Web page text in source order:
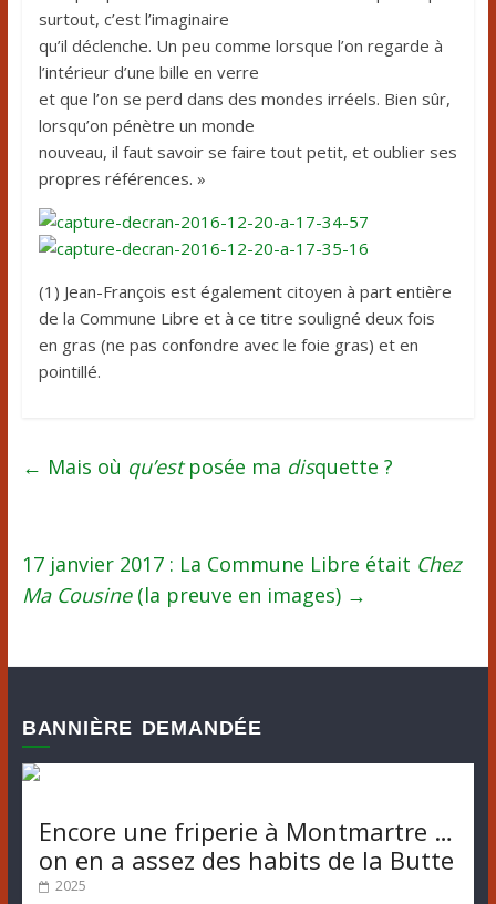
surtout, c’est l’imaginaire
qu’il déclenche. Un peu comme lorsque l’on regarde à
l’intérieur d’une bille en verre
et que l’on se perd dans des mondes irréels. Bien sûr,
lorsqu’on pénètre un monde
nouveau, il faut savoir se faire tout petit, et oublier ses
propres références. »
(1) Jean-François est également citoyen à part entière
de la Commune Libre et à ce titre souligné deux fois
en gras (ne pas confondre avec le foie gras) et en
pointillé.
← Mais où qu’estposée ma disquette ?
17 janvier 2017 : La Commune Libre était Chez
Ma Cousine (la preuve en images) →
BANNIÈRE DEMANDÉE
Encore une friperie à Montmartre …
on en a assez des habits de la Butte
2025